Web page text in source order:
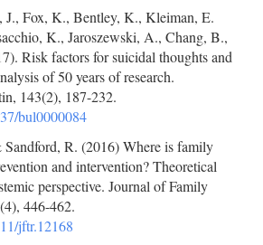
J., Fox, K., Bentley, K., Kleiman, E.
K., Jaroszewski, A., Chang, B.,
Risk factors for suicidal thoughts and
of 50 years of research.
143(2), 187-232.
bul0000084
R. (2016) Where is family
and intervention? Theoretical
perspective. Journal of Family
446-462.
jftr.12168